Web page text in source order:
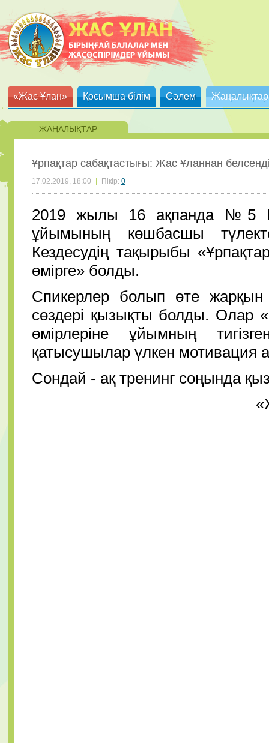
«Жас Ұлан» Қосымша білім Сәлем Жаңалықтар
ЖАҢАЛЫҚТАР
Ұрпақтар сабақтастығы: Жас Ұланнан
17.02.2019, 18:00 Пікір: 0
2019 жылы 16 ақпанда №5
ұйымының көшбасшы
Кездесудің тақырыбы
өмірге» болды.
Спикерлер болып өте
сөздері қызықты болды. Олар
өмірлеріне ұйымның
қатысушылар үлкен мотивация
Сондай - ақ тренинг соңында